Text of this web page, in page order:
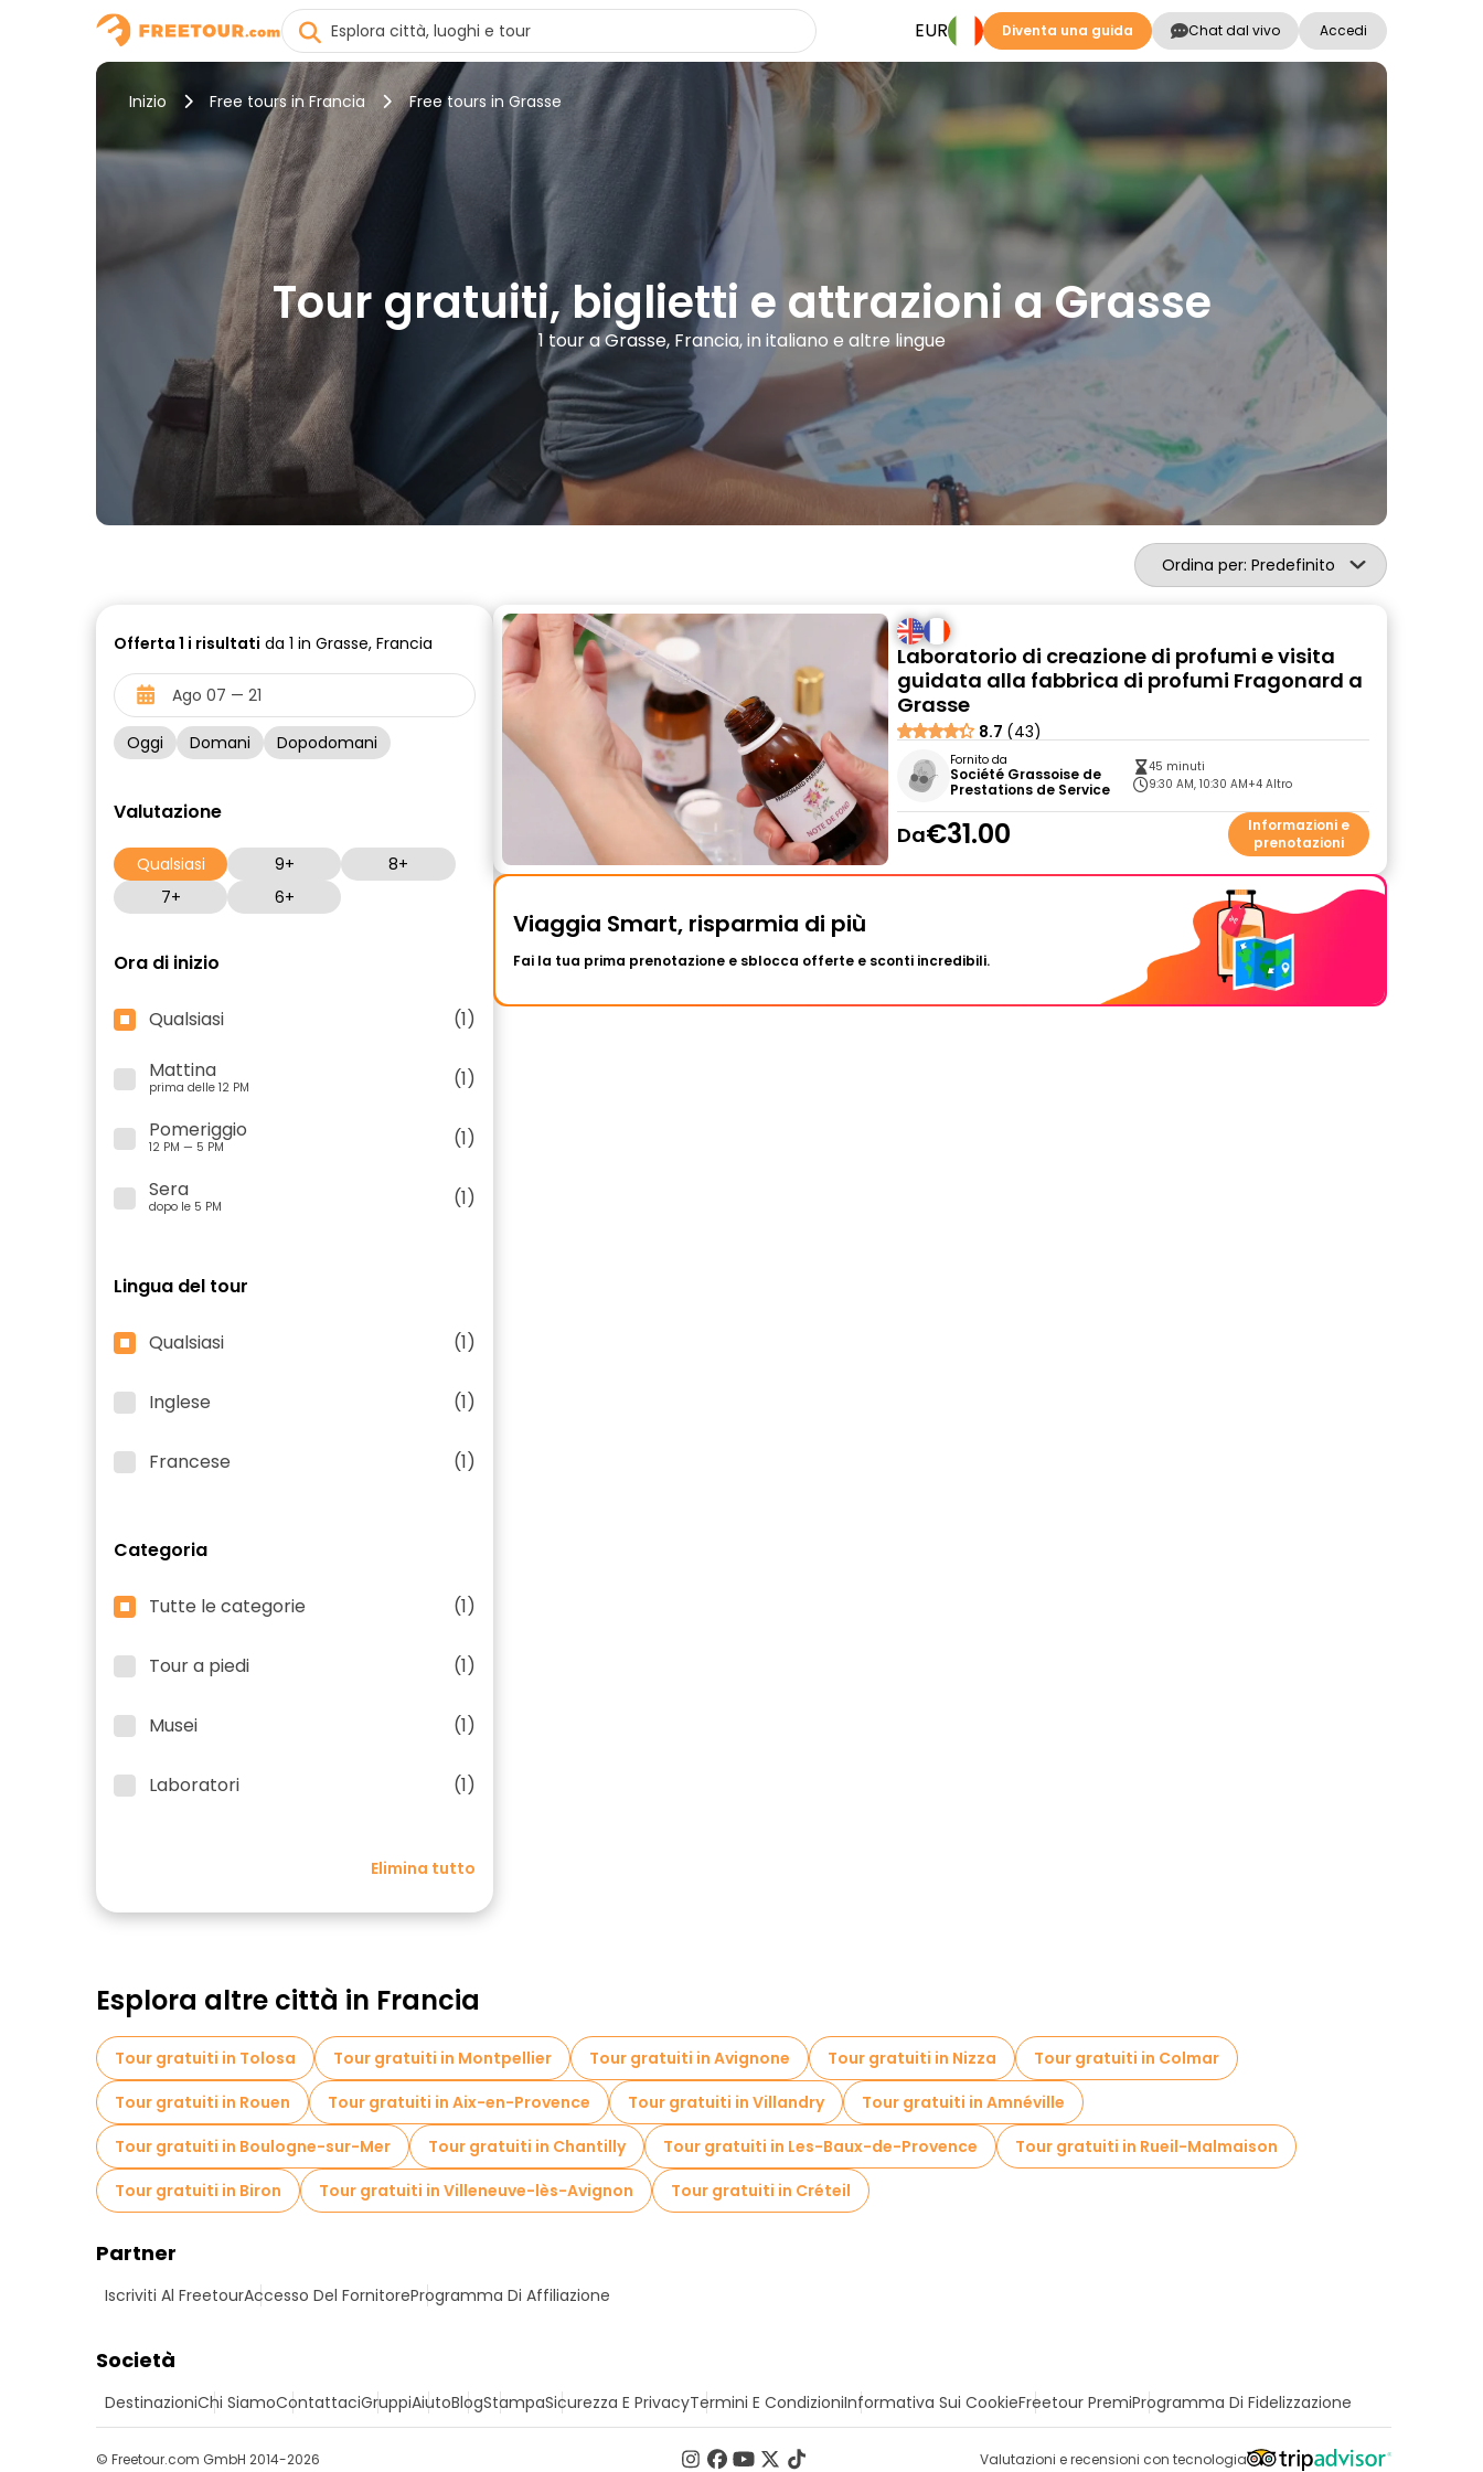
EUR Diventa una guida Chat dal vivo Accedi
Inizio Free tours in Francia Free tours in Grasse
Tour gratuiti, biglietti e attrazioni a Grasse
1 tour a Grasse, Francia, in italiano e altre lingue
Ordina per: Predefinito
Offerta 1 i risultati da 1 in Grasse, Francia
Oggi Domani Dopodomani
Valutazione
Qualsiasi 9+
8+
7+
6+
Ora di inizio
Qualsiasi
(1)
Mattina
prima delle 12 PM
(1)
Pomeriggio
12 PM — 5 PM
(1)
Sera
dopo le 5 PM (1)
Lingua del tour
Qualsiasi (1)
Inglese (1)
Francese (1)
Categoria
Tutte le categorie (1)
Tour a piedi (1)
Musei (1)
Laboratori (1)
Elimina tutto
Laboratorio di creazione di profumi e visita
guidata alla fabbrica di profumi Fragonard a
Grasse
8.7 (43)
Fornito da
Société Grassoise de
Prestations de Service
45 minuti
9:30 AM, 10:30 AM+4 Altro
Da€31.00
Informazioni e
prenotazioni
Viaggia Smart, risparmia di più
Fai la tua prima prenotazione e sblocca offerte e sconti incredibili.
Esplora altre città in Francia
Tour gratuiti in Tolosa Tour gratuiti in Montpellier Tour gratuiti in Avignone Tour gratuiti in Nizza
Tour gratuiti in Colmar
Tour gratuiti in Rouen
Tour gratuiti in Aix-en-Provence Tour gratuiti in Villandry
Tour gratuiti in Amnéville
Tour gratuiti in Boulogne-sur-Mer
Tour gratuiti in Chantilly Tour gratuiti in Les-Baux-de-Provence
Tour gratuiti in Rueil-Malmaison
Tour gratuiti in Biron
Tour gratuiti in Villeneuve-lès-Avignon Tour gratuiti in Créteil
Partner
Iscriviti Al FreetourAccesso Del FornitoreProgramma Di Affiliazione
Società
DestinazioniChi SiamoContattaciGruppiAiutoBlogStampaSicurezza E PrivacyTermini E CondizioniInformativa Sui CookieFreetour PremiProgramma Di Fidelizzazione
Valutazioni e recensioni con tecnologia
© Freetour.com GmbH 2014-2026